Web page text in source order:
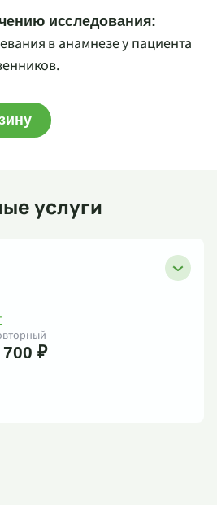
исследования:
в анамнезе у пациента
услуги
₽